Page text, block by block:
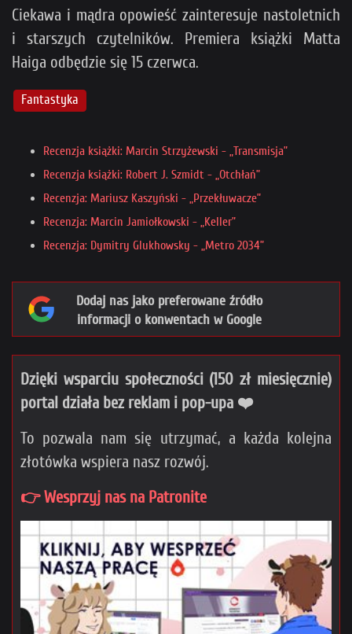
Ciekawa i mądra opowieść zainteresuje nastoletnich
i starszych czytelników. Premiera książki Matta
Haiga odbędzie się 15 czerwca.
Fantastyka
Recenzja książki: Marcin Strzyżewski - „Transmisja”
Recenzja książki: Robert J. Szmidt - „Otchłań”
Recenzja: Mariusz Kaszyński - „Przekłuwacze”
Recenzja: Marcin Jamiołkowski - „Keller”
Recenzja: Dymitry Glukhowsky - „Metro 2034”
Dodaj nas jako preferowane źródło
informacji o konwentach w Google
Dzięki wsparciu społeczności (150 zł miesięcznie)
portal działa bez reklam i pop-upa ❤️
To pozwala nam się utrzymać, a każda kolejna
złotówka wspiera nasz rozwój.
👉 Wesprzyj nas na Patronite